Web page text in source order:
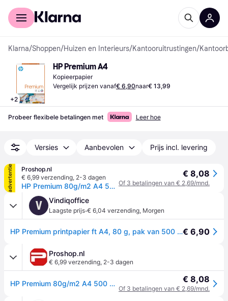
Voor shoppers
Klarna/Shoppen/Huizen en Interieurs/Kantooruitrustingen/
+2
HP Premium A4
Kopieerpapier
Vergelijk prijzen vanaf€ 6,90naar€ 13,99
Probeer flexibele betalingen met Leer hoe
Versies Aanbevolen Prijs incl. levering
advertentie
Proshop.nl
€ 6,99 verzending, 2-3 dagen
HP Premium 80g/m2 A4 500 vellen
€ 8,08
Of 3 betalingen van € 2,69/mnd.
V Vindiqoffice
Laagste prijs·€ 6,04 verzending, Morgen
HP Premium printpapier ft A4, 80 g, pak van 500 vel€ 6,90
Proshop.nl
€ 6,99 verzending, 2-3 dagen
HP Premium 80g/m2 A4 500 vellen € 8,08
Of 3 betalingen van € 2,69/mnd.